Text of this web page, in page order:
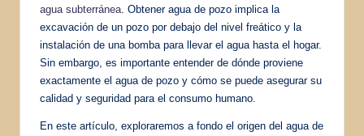
agua subterránea . Obtener agua de pozo implica la
excavación de un pozo por debajo del nivel freático y la
instalación de una bomba para llevar el agua hasta el hogar.
Sin embargo, es importante entender de dónde proviene
exactamente el agua de pozo y cómo se puede asegurar su
calidad y seguridad para el consumo humano.
En este artículo, exploraremos a fondo el origen del agua de